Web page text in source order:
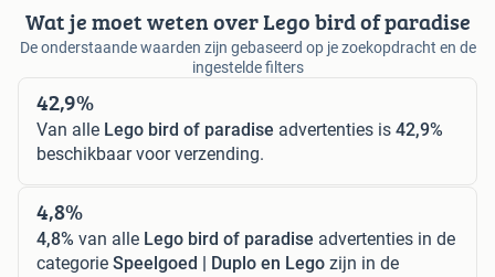
Wat je moet weten over Lego bird of paradise
De onderstaande waarden zijn gebaseerd op je zoekopdracht en de
ingestelde filters
42,9%
Van alle Lego bird of paradise advertenties is 42,9%
beschikbaar voor verzending.
4,8%
4,8% van alle Lego bird of paradise advertenties in de
categorie Speelgoed | Duplo en Lego zijn in de